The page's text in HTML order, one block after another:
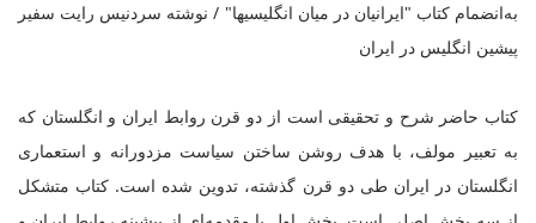
ب‍ه‌ان‍ض‍م‍ام‌ ک‍ت‍اب‌ "ای‍ران‍ی‍ان‌ در م‍ی‍ان‌ ان‍گ‍ل‍ی‍س‍ی‍ه‍ا" / ن‍وش‍ت‍ه‌ س‍ردن‍ی‍س‌ رای‍ت‌ س‍ف‍ی‍ر
پ‍ی‍ش‍ی‍ن‌ ان‍گ‍ل‍ی‍س‌ در ای‍ران‌
کتاب حاضر شرح و تحقیقی است از دو قرن روابط ایران و انگلستان که
به تعبیر مولف، با هدف روشن ساختن سیاست مزدورانه و استعماری
انگلستان در ایران طی دو قرن گذشته، تدوین شده است. کتاب متشکل